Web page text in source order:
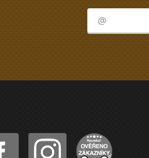
Instagram Heureka